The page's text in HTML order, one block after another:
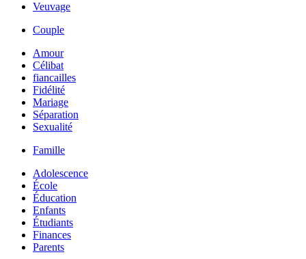
Veuvage
Couple
Amour
Célibat
fiancailles
Fidélité
Mariage
Séparation
Sexualité
Famille
Adolescence
École
Éducation
Enfants
Étudiants
Finances
Parents